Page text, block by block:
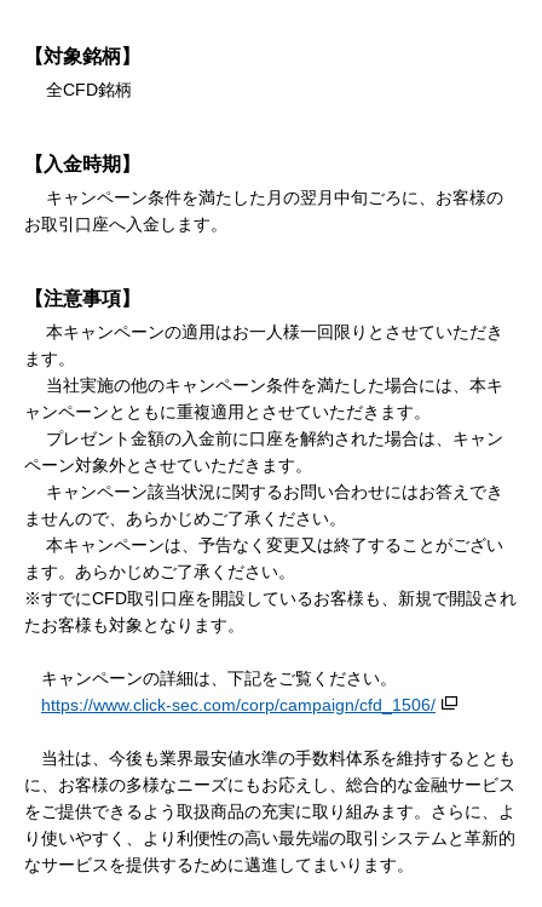
【対象銘柄】
全CFD銘柄
【入金時期】
キャンペーン条件を満たした月の翌月中旬ごろに、お客様の
お取引口座へ入金します。
【注意事項】
本キャンペーンの適用はお一人様一回限りとさせていただき
ます。
当社実施の他のキャンペーン条件を満たした場合には、本キ
ャンペーンとともに重複適用とさせていただきます。
プレゼント金額の入金前に口座を解約された場合は、キャン
ペーン対象外とさせていただきます。
キャンペーン該当状況に関するお問い合わせにはお答えでき
ませんので、あらかじめご了承ください。
本キャンペーンは、予告なく変更又は終了することがござい
ます。あらかじめご了承ください。
※すでにCFD取引口座を開設しているお客様も、新規で開設され
たお客様も対象となります。
キャンペーンの詳細は、下記をご覧ください。
https://www.click-sec.com/corp/campaign/cfd_1506/
当社は、今後も業界最安値水準の手数料体系を維持するととも
に、お客様の多様なニーズにもお応えし、総合的な金融サービス
をご提供できるよう取扱商品の充実に取り組みます。さらに、よ
り使いやすく、より利便性の高い最先端の取引システムと革新的
なサービスを提供するために邁進してまいります。